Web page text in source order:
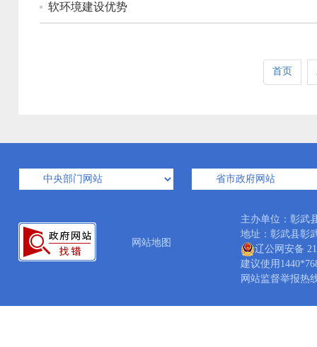
软环境建设优势
首页
网站地图
主办单位：彰
地址：彰武县
辽公网安备
建议使用
网站监督举报热